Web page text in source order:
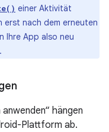
einer Aktivität
erst nach dem erneuten
Ihre App also neu
hängen
Plattform ab.